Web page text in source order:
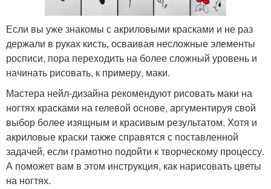
Если вы уже знакомы с акриловыми красками и не раз
держали в руках кисть, осваивая несложные элементы
росписи, пора переходить на более сложный уровень и
начинать рисовать, к примеру, маки.
Мастера нейл-дизайна рекомендуют рисовать маки на
ногтях красками на гелевой основе, аргументируя свой
выбор более изящным и красивым результатом. Хотя и
акриловые краски также справятся с поставленной
задачей, если грамотно подойти к творческому процессу.
А поможет вам в этом инструкция, как нарисовать цветы
на ногтях.